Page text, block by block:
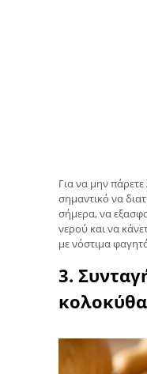
Για να μην πάρετε
σημαντικό να
σήμερα, να
νερού και να
με νόστιμα
3.